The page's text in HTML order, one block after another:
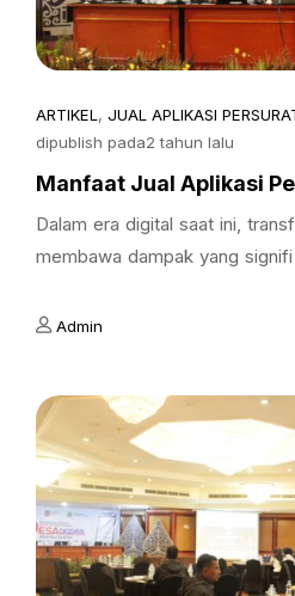
ARTIKEL , JUAL APLIKASI
dipublish pada2 tahun lalu
Manfaat Jual Aplikasi
Dalam era digital saat ini,
membawa dampak yang
Admin